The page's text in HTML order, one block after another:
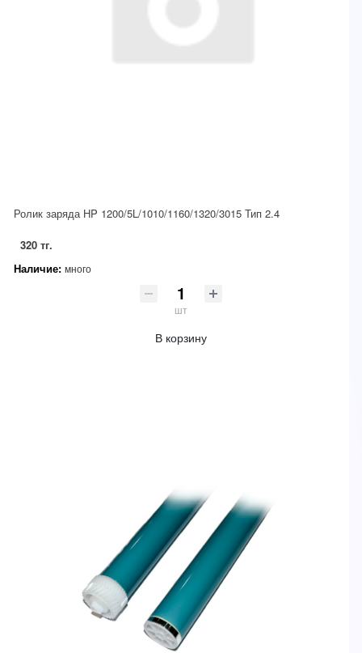
Ролик заряда HP 1200/5L/1010/1160/1320/3015 Тип 2.4
320 тг.
Наличие: много
шт
В корзину